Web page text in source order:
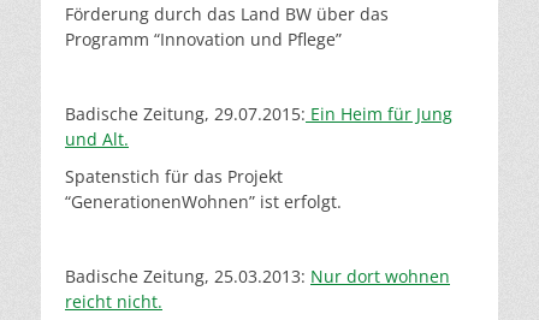
Förderung durch das Land BW über das
Programm “Innovation und Pflege”
Badische Zeitung, 29.07.2015: Ein Heim für Jung
und Alt.
Spatenstich für das Projekt
“GenerationenWohnen” ist erfolgt.
Badische Zeitung, 25.03.2013: Nur dort wohnen
reicht nicht.